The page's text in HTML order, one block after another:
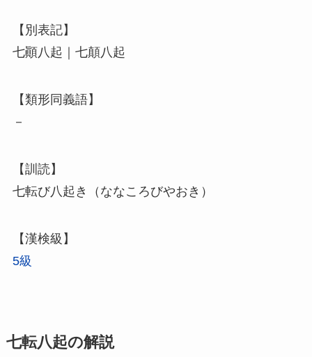
【別表記】
七顚八起｜七顛八起
【類形同義語】
－
【訓読】
七転び八起き（ななころびやおき）
【漢検級】
5級
七転八起の解説